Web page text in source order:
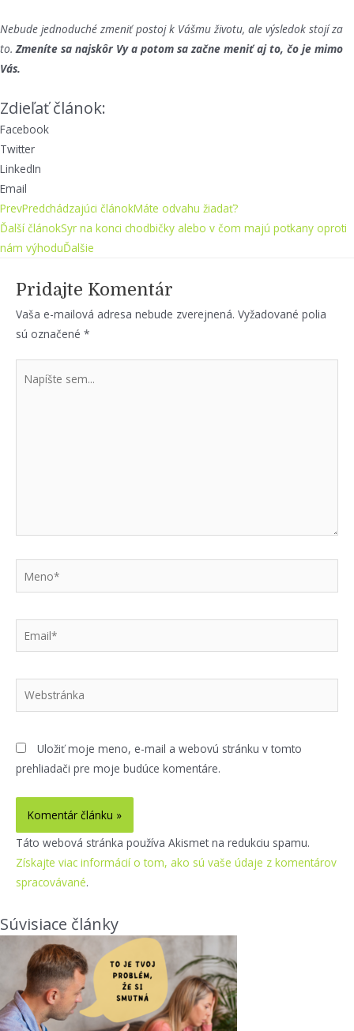
Nebude jednoduché zmeniť postoj k Vášmu životu, ale výsledok stojí za
to.Zmeníte sa najskôr Vy a potom sa začne meniť aj to, čo je mimo
Vás.
Zdieľať článok:
Facebook
Twitter
LinkedIn
Email
PrevPredchádzajúci článokMáte odvahu žiadať?
Ďalší článokSyr na konci chodbičky alebo v čom majú potkany oproti
nám výhoduĎalšie
Pridajte Komentár
Vaša e-mailová adresa nebude zverejnená. Vyžadované polia
sú označené *
sem...
Webstránka
Uložiť moje meno, e-mail a webovú stránku v tomto
prehliadači pre moje budúce komentáre.
Táto webová stránka používa Akismet na redukciu spamu.
Získajte viac informácií o tom, ako sú vaše údaje z komentárov
spracovávané.
Súvisiace články